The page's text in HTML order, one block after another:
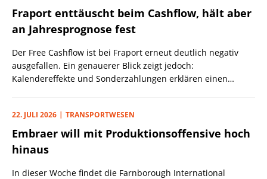
Fraport enttäuscht beim Cashflow, hält aber
an Jahresprognose fest
Der Free Cashflow ist bei Fraport erneut deutlich negativ
ausgefallen. Ein genauerer Blick zeigt jedoch:
Kalendereffekte und Sonderzahlungen erklären einen
22. JULI 2026 TRANSPORTWESEN
Embraer will mit Produktionsoffensive hoch
hinaus
In dieser Woche findet die Farnborough International